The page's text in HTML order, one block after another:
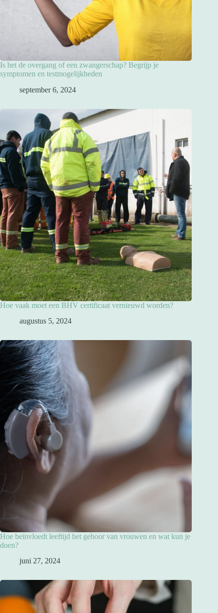
Is het de overgang of een zwangerschap? Begrijp je
symptomen en testmogelijkheden
september 6, 2024
Hoe vaak moet een BHV certificaat vernieuwd worden?
augustus 5, 2024
Hoe beïnvloedt leeftijd het gehoor van vrouwen en wat kun je
doen?
juni 27, 2024